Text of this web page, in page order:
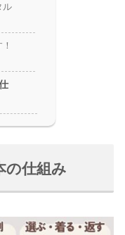
ル
の仕組み